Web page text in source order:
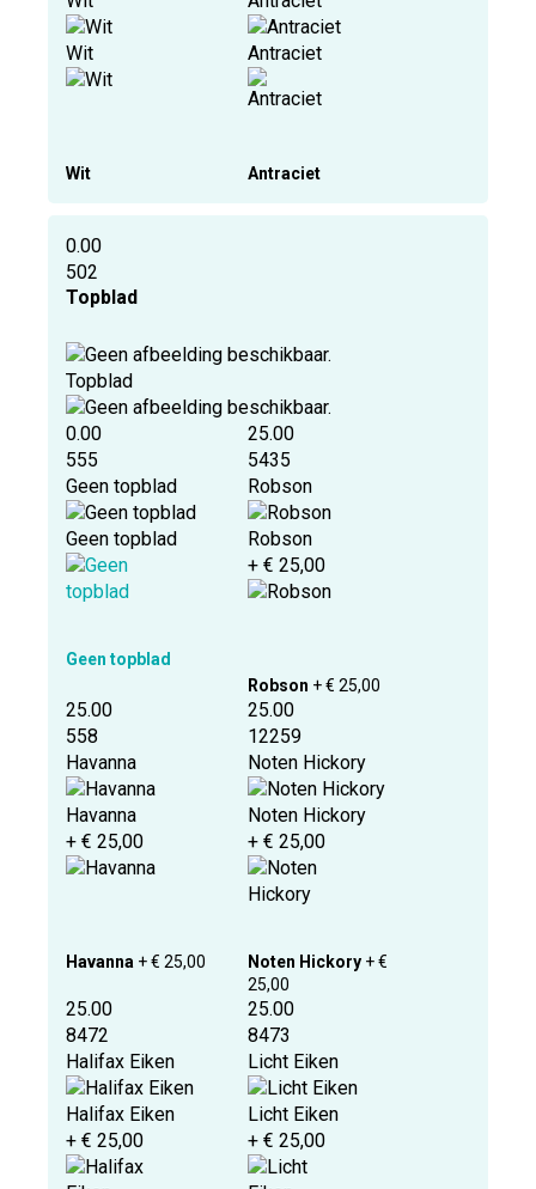
Wit
Wit
Antraciet
Antraciet
0.00
502
Topblad
Topblad
0.00
555
Geen topblad
Geen topblad
Geen topblad
25.00
5435
Robson
Robson
+ € 25,00
Robson + € 25,00
25.00
558
Havanna
Havanna
+ € 25,00
Havanna + € 25,00
25.00
12259
Noten Hickory
Noten Hickory
+ € 25,00
Noten Hickory + €
25,00
25.00
8472
Halifax Eiken
Halifax Eiken
+ € 25,00
25.00
8473
Licht Eiken
Licht Eiken
+ € 25,00